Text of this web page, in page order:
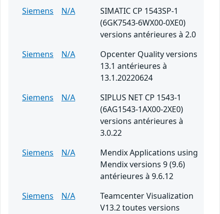
Siemens
N/A
SIMATIC CP 1543SP-1
(6GK7543-6WX00-0XE0)
versions antérieures à 2.0
Siemens
N/A
Opcenter Quality versions
13.1 antérieures à
13.1.20220624
Siemens
N/A
SIPLUS NET CP 1543-1
(6AG1543-1AX00-2XE0)
versions antérieures à
3.0.22
Siemens
N/A
Mendix Applications using
Mendix versions 9 (9.6)
antérieures à 9.6.12
Siemens
N/A
Teamcenter Visualization
V13.2 toutes versions